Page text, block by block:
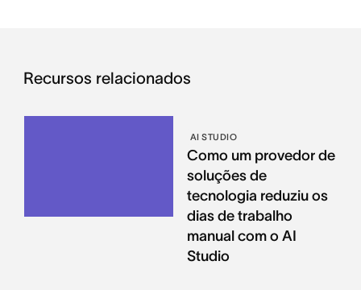
Recursos relacionados
AI STUDIO
Como um provedor de
soluções de
tecnologia reduziu os
dias de trabalho
manual com o AI
Studio